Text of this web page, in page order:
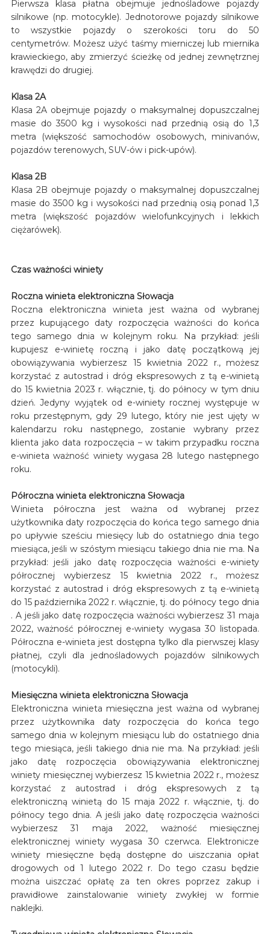
Pierwsza klasa płatna obejmuje jednośladowe pojazdy
silnikowe (np. motocykle). Jednotorowe pojazdy silnikowe
to wszystkie pojazdy o szerokości toru do 50
centymetrów. Możesz użyć taśmy mierniczej lub miernika
krawieckiego, aby zmierzyć ścieżkę od jednej zewnętrznej
krawędzi do drugiej.
Klasa 2A
Klasa 2A obejmuje pojazdy o maksymalnej dopuszczalnej
masie do 3500 kg i wysokości nad przednią osią do 1,3
metra (większość samochodów osobowych, minivanów,
pojazdów terenowych, SUV-ów i pick-upów).
Klasa 2B
Klasa 2B obejmuje pojazdy o maksymalnej dopuszczalnej
masie do 3500 kg i wysokości nad przednią osią ponad 1,3
metra (większość pojazdów wielofunkcyjnych i lekkich
ciężarówek).
Czas ważności winiety
Roczna winieta elektroniczna Słowacja
Roczna elektroniczna winieta jest ważna od wybranej
przez kupującego daty rozpoczęcia ważności do końca
tego samego dnia w kolejnym roku. Na przykład: jeśli
kupujesz e-winietę roczną i jako datę początkową jej
obowiązywania wybierzesz 15 kwietnia 2022 r., możesz
korzystać z autostrad i dróg ekspresowych z tą e-winietą
do 15 kwietnia 2023 r. włącznie, tj. do północy w tym dniu
dzień. Jedyny wyjątek od e-winiety rocznej występuje w
roku przestępnym, gdy 29 lutego, który nie jest ujęty w
kalendarzu roku następnego, zostanie wybrany przez
klienta jako data rozpoczęcia – w takim przypadku roczna
e-winieta ważność winiety wygasa 28 lutego następnego
roku.
Półroczna winieta elektroniczna Słowacja
Winieta półroczna jest ważna od wybranej przez
użytkownika daty rozpoczęcia do końca tego samego dnia
po upływie sześciu miesięcy lub do ostatniego dnia tego
miesiąca, jeśli w szóstym miesiącu takiego dnia nie ma. Na
przykład: jeśli jako datę rozpoczęcia ważności e-winiety
półrocznej wybierzesz 15 kwietnia 2022 r., możesz
korzystać z autostrad i dróg ekspresowych z tą e-winietą
do 15 października 2022 r. włącznie, tj. do północy tego dnia
. A jeśli jako datę rozpoczęcia ważności wybierzesz 31 maja
2022, ważność półrocznej e-winiety wygasa 30 listopada.
Półroczna e-winieta jest dostępna tylko dla pierwszej klasy
płatnej, czyli dla jednośladowych pojazdów silnikowych
(motocykli).
Miesięczna winieta elektroniczna Słowacja
Elektroniczna winieta miesięczna jest ważna od wybranej
przez użytkownika daty rozpoczęcia do końca tego
samego dnia w kolejnym miesiącu lub do ostatniego dnia
tego miesiąca, jeśli takiego dnia nie ma. Na przykład: jeśli
jako datę rozpoczęcia obowiązywania elektronicznej
winiety miesięcznej wybierzesz 15 kwietnia 2022 r., możesz
korzystać z autostrad i dróg ekspresowych z tą
elektroniczną winietą do 15 maja 2022 r. włącznie, tj. do
północy tego dnia. A jeśli jako datę rozpoczęcia ważności
wybierzesz 31 maja 2022, ważność miesięcznej
elektronicznej winiety wygasa 30 czerwca. Elektronicze
winiety miesięczne będą dostępne do uiszczania opłat
drogowych od 1 lutego 2022 r. Do tego czasu będzie
można uiszczać opłatę za ten okres poprzez zakup i
prawidłowe zainstalowanie winiety zwykłej w formie
naklejki.